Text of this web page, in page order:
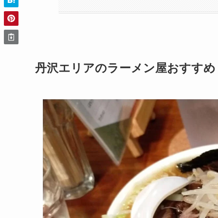
丹沢エリアのラーメン屋おすすめ